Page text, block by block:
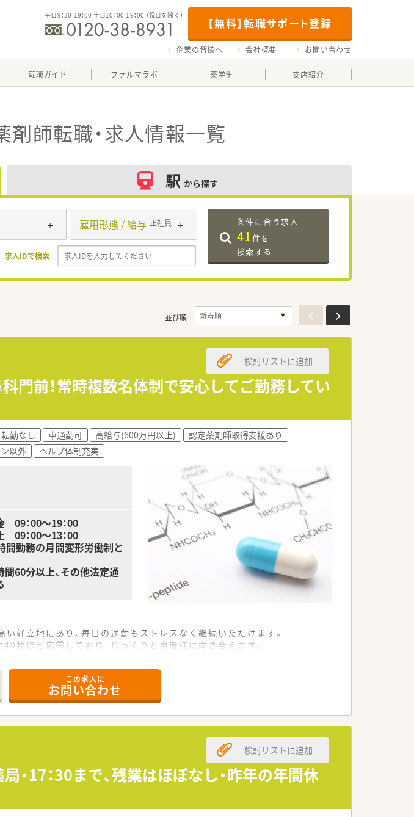
【無料】転職サポート登録
平日9：30-19：00 土日10：00-19：00 （祝日を除く）
企業の皆様へ 会社概要 お問い合わせ
転職ガイド ファルマラボ 薬学生 支店紹介
剤師転職・求人情報一覧
駅 から探す
雇用形態 / 給与 正社員
求人IDで検索
条件に合う求人
41件を
検索する
並び順
門前！常時複数名体制で安心してご勤務してい
検討リストに追加
転勤なし 車通勤可 高給与(600万円以上)
認定薬剤師取得支援あり
以外 ヘルプ体制充実
09：00～19：00
：00～13：00
間勤務の月間変形労働制と
60分以上、その他法定通
好立地にあり、毎日の通勤もストレスなく継続いただけます。
ほど応需しており、じっくりと患者様に向き合えます。
あり、浜松を中心に1,000年続く企業を目指して発展しています。
潔感のある造りを採用し、地域住民に親しまれる運営を行っていま
るなど、薬剤師が専門業務に特化できる先進的な環境を整えていま
く、これまでの経験やスキルを正当に評価して決定いたします。
されており、遠方から転職を希望される方の新生活を支援します。
に合わせて調整いたしますので、無理のない転職が可能です。
この求人に
お問い合わせ
17：30まで、残業はほぼなし・昨年の年間休
検討リストに追加